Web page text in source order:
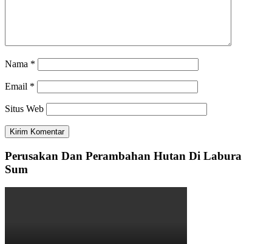
Nama *
Email *
Situs Web
Perusakan Dan Perambahan Hutan Di Labura
Sum